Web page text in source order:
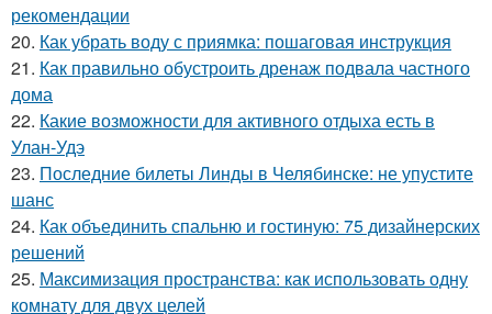
рекомендации
20. Как убрать воду с приямка: пошаговая инструкция
21. Как правильно обустроить дренаж подвала частного
дома
22. Какие возможности для активного отдыха есть в
Улан-Удэ
23. Последние билеты Линды в Челябинске: не упустите
шанс
24. Как объединить спальню и гостиную: 75 дизайнерских
решений
25. Максимизация пространства: как использовать одну
комнату для двух целей